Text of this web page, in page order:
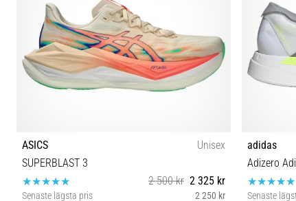
ASICS
Unisex
SUPERBLAST 3
2 500 kr 2 325 kr
Senaste lägsta pris 2 250 kr
adidas
Adizero
Senaste